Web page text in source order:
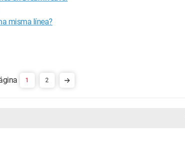
misma línea?
1 2